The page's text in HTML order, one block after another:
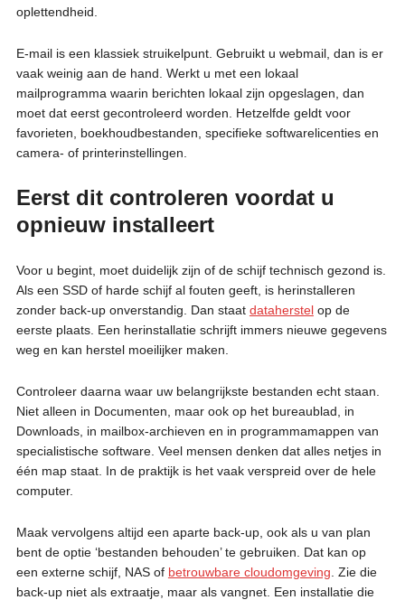
oplettendheid.
E-mail is een klassiek struikelpunt. Gebruikt u webmail, dan is er
vaak weinig aan de hand. Werkt u met een lokaal
mailprogramma waarin berichten lokaal zijn opgeslagen, dan
moet dat eerst gecontroleerd worden. Hetzelfde geldt voor
favorieten, boekhoudbestanden, specifieke softwarelicenties en
camera- of printerinstellingen.
Eerst dit controleren voordat u
opnieuw installeert
Voor u begint, moet duidelijk zijn of de schijf technisch gezond is.
Als een SSD of harde schijf al fouten geeft, is herinstalleren
zonder back-up onverstandig. Dan staat dataherstelop de
eerste plaats. Een herinstallatie schrijft immers nieuwe gegevens
weg en kan herstel moeilijker maken.
Controleer daarna waar uw belangrijkste bestanden echt staan.
Niet alleen in Documenten, maar ook op het bureaublad, in
Downloads, in mailbox-archieven en in programmamappen van
specialistische software. Veel mensen denken dat alles netjes in
één map staat. In de praktijk is het vaak verspreid over de hele
computer.
Maak vervolgens altijd een aparte back-up, ook als u van plan
bent de optie ‘bestanden behouden’ te gebruiken. Dat kan op
een externe schijf, NAS of betrouwbare cloudomgeving . Zie die
back-up niet als extraatje, maar als vangnet. Een installatie die